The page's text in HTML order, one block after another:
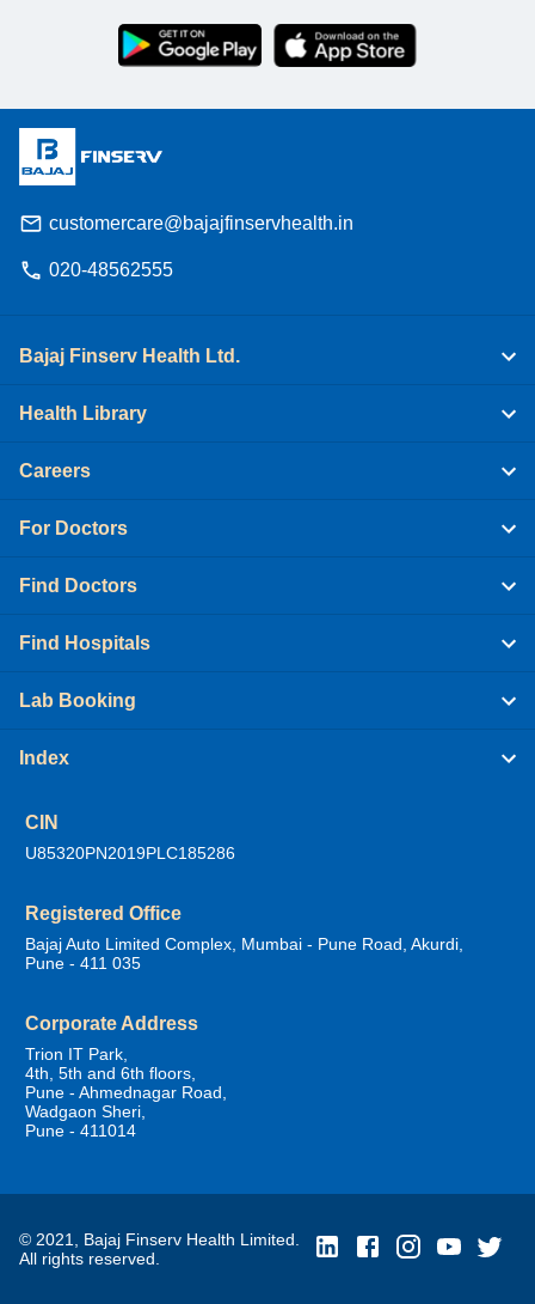
customercare@bajajfinservhealth.in
020-48562555
Bajaj Finserv Health Ltd.
Health Library
Careers
For Doctors
Find Doctors
Find Hospitals
Lab Booking
Index
CIN
U85320PN2019PLC185286
Registered Office
Bajaj Auto Limited Complex, Mumbai - Pune Road, Akurdi,
Pune - 411 035
Corporate Address
Trion IT Park,
4th, 5th and 6th floors,
Pune - Ahmednagar Road,
Wadgaon Sheri,
Pune - 411014
© 2021, Bajaj Finserv Health Limited.
All rights reserved.